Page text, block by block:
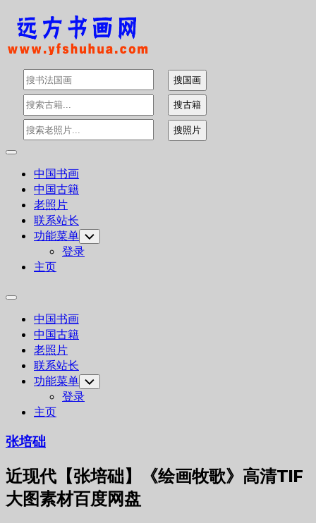
Skip
content
Expand
中国书画
中国古籍
老照片
联系站长
功能菜单 Toggle
Child
Menu
登录
主页
Expand
中国书画
中国古籍
老照片
联系站长
功能菜单 Toggle
Child
Menu
登录
主页
张培础
近现代【张培础】《绘画牧歌》高清TIF
大图素材百度网盘